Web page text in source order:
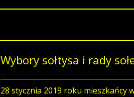
Wybory sołtysa i rady
28 stycznia 2019 roku mieszkańcy